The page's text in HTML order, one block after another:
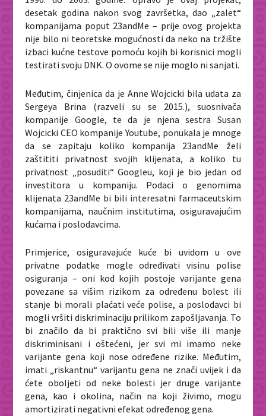
desetak godina nakon svog završetka, dao „zalet“
kompanijama poput 23andMe – prije ovog projekta
nije bilo ni teoretske mogućnosti da neko na tržište
izbaci kućne testove pomoću kojih bi korisnici mogli
testirati svoju DNK. O ovome se nije moglo ni sanjati.
Međutim, činjenica da je Anne Wojcicki bila udata za
Sergeya Brina (razveli su se 2015.), suosnivača
kompanije Google, te da je njena sestra Susan
Wojcicki CEO kompanije Youtube, ponukala je mnoge
da se zapitaju koliko kompanija 23andMe želi
zaštititi privatnost svojih klijenata, a koliko tu
privatnost „posuditi“ Googleu, koji je bio jedan od
investitora u kompaniju. Podaci o genomima
klijenata 23andMe bi bili interesatni farmaceutskim
kompanijama, naučnim institutima, osiguravajućim
kućama i poslodavcima.
Primjerice, osiguravajuće kuće bi uvidom u ove
privatne podatke mogle određivati visinu polise
osiguranja – oni kod kojih postoje varijante gena
povezane sa višim rizikom za određenu bolest ili
stanje bi morali plaćati veće polise, a poslodavci bi
mogli vršiti diskriminaciju prilikom zapošljavanja. To
bi značilo da bi praktično svi bili više ili manje
diskriminisani i oštećeni, jer svi mi imamo neke
varijante gena koji nose određene rizike. Međutim,
imati „riskantnu“ varijantu gena ne znači uvijek i da
ćete oboljeti od neke bolesti jer druge varijante
gena, kao i okolina, način na koji živimo, mogu
amortizirati negativni efekat određenog gena.